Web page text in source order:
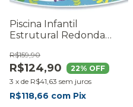
Piscina Infantil
Estrutural Redonda
R$124,90
R$159,90
22% OFF
3 x de R$41,63 sem juros
R$118,66 com Pix